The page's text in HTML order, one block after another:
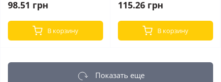
98.51 грн
В корзину
115.26 грн
В корзину
Показать еще